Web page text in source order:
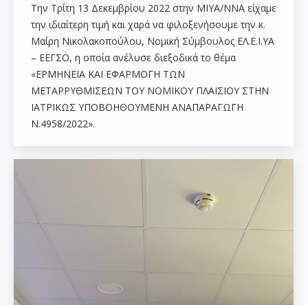
Την Τρίτη 13 Δεκεμβρίου 2022 στην ΜΙΥΑ/ΝΝΑ είχαμε
την ιδιαίτερη τιμή και χαρά να φιλοξενήσουμε την κ.
Μαίρη Νικολακοπούλου, Νομική Σύμβουλος ΕΛ.Ε.Ι.ΥΑ
– ΕΕΓΣΟ, η οποία ανέλυσε διεξοδικά το θέμα
«ΕΡΜΗΝΕΙΑ ΚΑΙ ΕΦΑΡΜΟΓΗ ΤΩΝ
ΜΕΤΑΡΡΥΘΜΙΣΕΩΝ ΤΟΥ ΝΟΜΙΚΟΥ ΠΛΑΙΣΙΟΥ ΣΤΗΝ
ΙΑΤΡΙΚΩΣ ΥΠΟΒΟΗΘΟΥΜΕΝΗ ΑΝΑΠΑΡΑΓΩΓΗ
Ν.4958/2022».